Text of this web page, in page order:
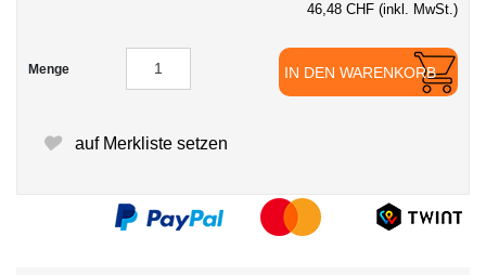
46,48 CHF (inkl. MwSt.)
Menge IN DEN WARENKORB
auf Merkliste setzen